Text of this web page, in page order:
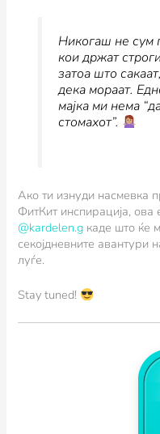
Никогаш не сум
кои држат
затоа што
дека мораат.
мајка ми нема
стомахот”.
Ако ти изнуди насмевка
ФитКит инспирација, ова
@kardelen.g каде што ќе
секојдневните авантури
луѓе.
Stay tuned!